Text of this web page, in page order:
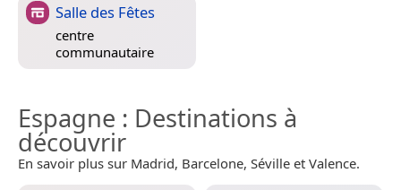
Salle des Fêtes
centre
communautaire
Espagne : Destinations à
découvrir
En savoir plus sur Madrid, Barcelone, Séville et Valence.